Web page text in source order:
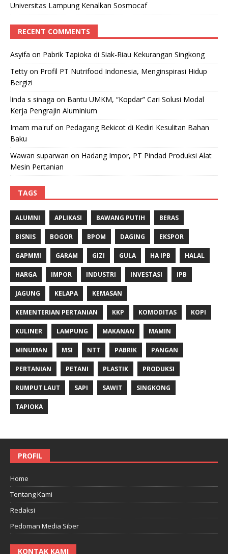
Universitas Lampung Kenalkan Sosmocaf
RECENT COMMENTS
Asyifa on Pabrik Tapioka di Siak-Riau Kekurangan Singkong
Tetty on Profil PT Nutrifood Indonesia, Menginspirasi Hidup
Bergizi
linda s sinaga on Bantu UMKM, “Kopdar” Cari Solusi Modal
Kerja Pengrajin Aluminium
Imam ma'rufon Pedagang Bekicot di Kediri Kesulitan Bahan
Baku
Wawan suparwan on Hadang Impor, PT Pindad Produksi Alat
Mesin Pertanian
TAGS
ALUMNI APLIKASI BAWANG PUTIH BERAS
BISNIS BOGOR BPOM DAGING EKSPOR
GAPMMI GARAM GIZI GULA HA IPB HALAL
HARGA IMPOR INDUSTRI INVESTASI IPB
JAGUNG KELAPA KEMASAN
KEMENTERIAN PERTANIAN KKP KOMODITAS KOPI
KULINER LAMPUNG MAKANAN MAMIN
MINUMAN MSI NTT PABRIK PANGAN
PERTANIAN PETANI PLASTIK PRODUKSI
RUMPUT LAUT SAPI SAWIT SINGKONG
TAPIOKA
PROFIL
Home
Tentang Kami
Redaksi
Pedoman Media Siber
KONTAK KAMI